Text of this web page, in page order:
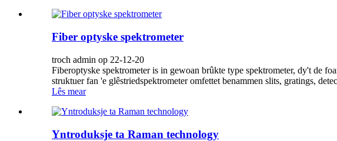
Fiber optyske spektrometer
troch admin op 22-12-20
Fiberoptyske spektrometer is in gewoan brûkte type spektrometer, dy't de
struktuer fan 'e glêstriedspektrometer omfettet benammen slits, gratings,
Lês mear
Yntroduksje ta Raman technology